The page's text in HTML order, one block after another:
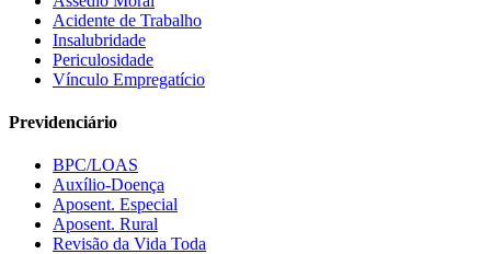
Acidente de Trabalho
Insalubridade
Periculosidade
Vínculo Empregatício
Previdenciário
BPC/LOAS
Auxílio-Doença
Aposent. Especial
Aposent. Rural
Revisão da Vida Toda